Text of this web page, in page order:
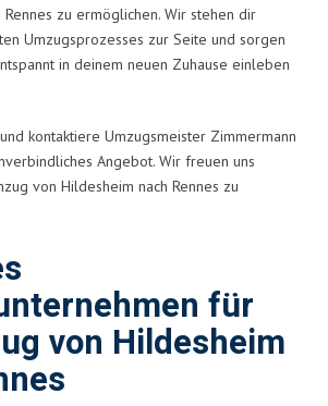
zu ermöglichen. Wir stehen dir
Umzugsprozesses zur Seite und sorgen
in deinem neuen Zuhause einleben
kontaktiere Umzugsmeister Zimmermann
Angebot. Wir freuen uns
von Hildesheim nach Rennes zu
für
von Hildesheim